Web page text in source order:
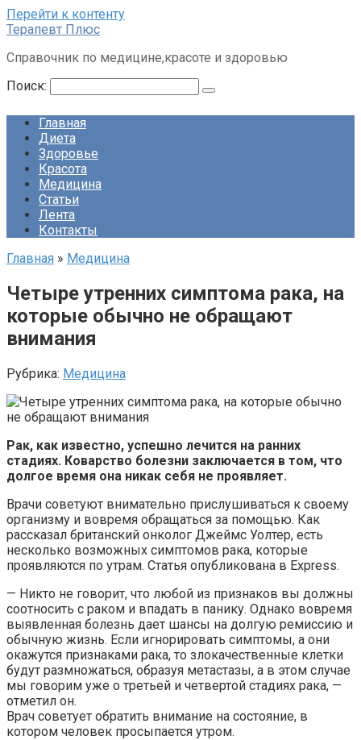
Перейти к контенту
Терапевт Плюс
Справочник по медицине,красоте и здоровью
Поиск:
Главная
Диета
Здоровье
Красота
Медицина
Статьи
Лента
Контакты
Главная » Медицина
Четыре утренних симптома рака, на
которые обычно не обращают
внимания
Рубрика: Медицина
Рак, как известно, успешно лечится на ранних
стадиях. Коварство болезни заключается в том, что
долгое время она никак себя не проявляет.
Врачи советуют внимательно прислушиваться к своему
организму и вовремя обращаться за помощью. Как
рассказал британский онколог Джеймс Уолтер, есть
несколько возможных симптомов рака, которые
проявляются по утрам. Статья опубликована в Express.
— Никто не говорит, что любой из признаков вы должны
соотносить с раком и впадать в панику. Однако вовремя
выявленная болезнь дает шансы на долгую ремиссию и
обычную жизнь. Если игнорировать симптомы, а они
окажутся признаками рака, то злокачественные клетки
будут размножаться, образуя метастазы, а в этом случае
мы говорим уже о третьей и четвертой стадиях рака, —
отметил он.
Врач советует обратить внимание на состояние, в
котором человек просыпается утром.